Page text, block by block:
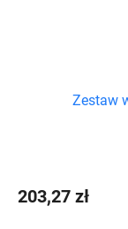
Zestaw
203,27 zł